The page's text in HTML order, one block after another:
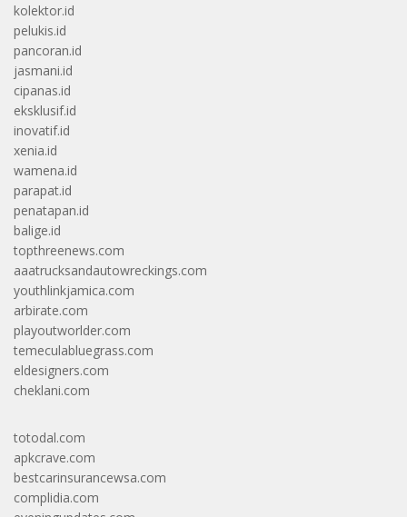
kolektor.id
pelukis.id
pancoran.id
jasmani.id
cipanas.id
eksklusif.id
inovatif.id
xenia.id
wamena.id
parapat.id
penatapan.id
balige.id
topthreenews.com
aaatrucksandautowreckings.com
youthlinkjamica.com
arbirate.com
playoutworlder.com
temeculabluegrass.com
eldesigners.com
cheklani.com
totodal.com
apkcrave.com
bestcarinsurancewsa.com
complidia.com